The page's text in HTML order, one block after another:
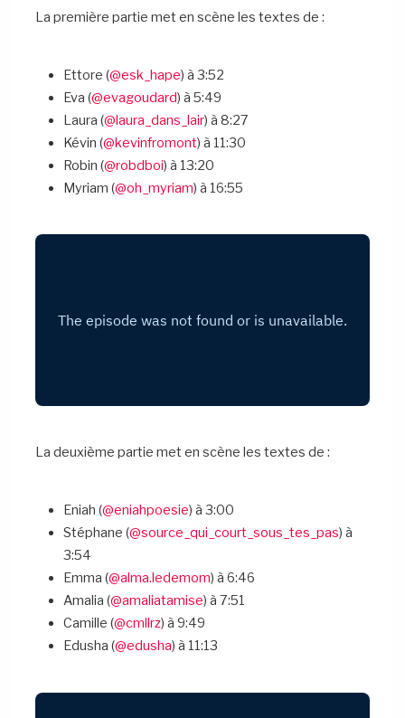
La première partie met en scène les textes de :
Ettore (@esk_hape) à 3:52
Eva (@evagoudard) à 5:49
Laura (@laura_dans_lair) à 8:27
Kévin (@kevinfromont) à 11:30
Robin (@robdboi) à 13:20
Myriam (@oh_myriam) à 16:55
La deuxième partie met en scène les textes de :
Eniah (@eniahpoesie) à 3:00
Stéphane (@source_qui_court_sous_tes_pas) à
3:54
Emma (@alma.ledemom) à 6:46
Amalia (@amaliatamise) à 7:51
Camille (@cmllrz) à 9:49
Edusha (@edusha) à 11:13